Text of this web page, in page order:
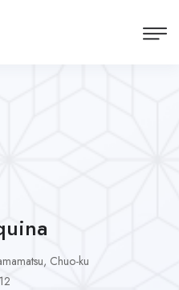
Chuo-ku